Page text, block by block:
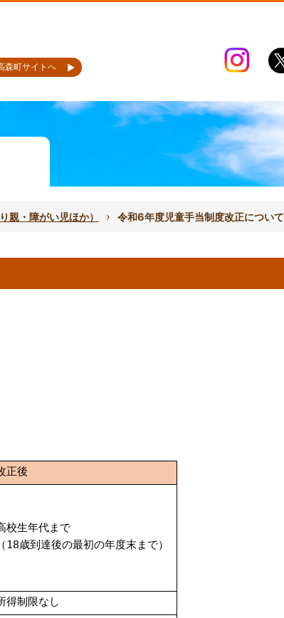
森町サイトへ
親・障がい児ほか） › 令和6年度児童手当制度改正について
正後
校生年代まで
（18歳到達後の最初の年度末まで）
得制限なし